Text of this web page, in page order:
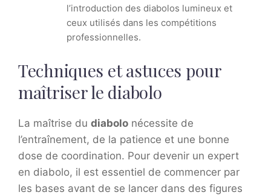
l’introduction des diabolos lumineux et
ceux utilisés dans les compétitions
professionnelles.
Techniques et astuces pour
maîtriser le diabolo
La maîtrise du diabolo nécessite de
l’entraînement, de la patience et une bonne
dose de coordination. Pour devenir un expert
en diabolo, il est essentiel de commencer par
les bases avant de se lancer dans des figures